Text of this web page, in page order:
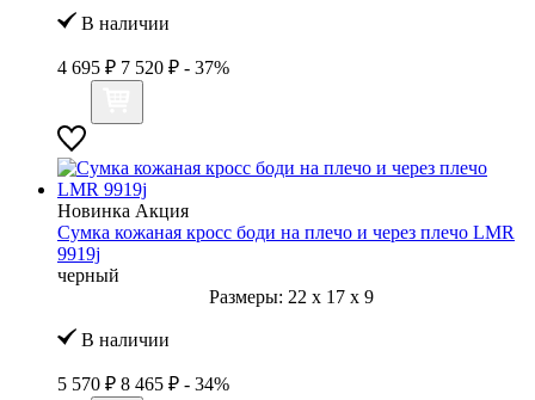
В наличии
4 695 ₽ 7 520 ₽ - 37%
Новинка Акция
Сумка кожаная кросс боди на плечо и через плечо LMR
9919j
черный
Размеры: 22 x 17 x 9
В наличии
5 570 ₽ 8 465 ₽ - 34%